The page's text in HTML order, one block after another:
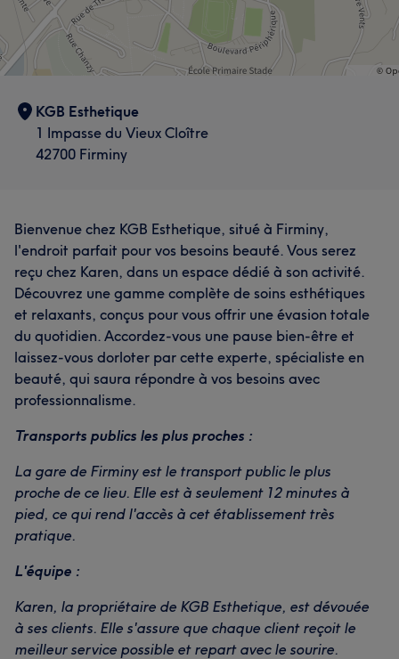
KGB Esthetique
1 Impasse du Vieux Cloître
42700 Firminy
Bienvenue chez KGB Esthetique, situé à Firminy,
l'endroit parfait pour vos besoins beauté. Vous serez
reçu chez Karen, dans un espace dédié à son activité.
Découvrez une gamme complète de soins esthétiques
et relaxants, conçus pour vous offrir une évasion totale
du quotidien. Accordez-vous une pause bien-être et
laissez-vous dorloter par cette experte, spécialiste en
beauté, qui saura répondre à vos besoins avec
professionnalisme.
Transports publics les plus proches :
La gare de Firminy est le transport public le plus
proche de ce lieu. Elle est à seulement 12 minutes à
pied, ce qui rend l'accès à cet établissement très
pratique.
L'équipe :
Karen, la propriétaire de KGB Esthetique, est dévouée
à ses clients. Elle s'assure que chaque client reçoit le
meilleur service possible et repart avec le sourire.